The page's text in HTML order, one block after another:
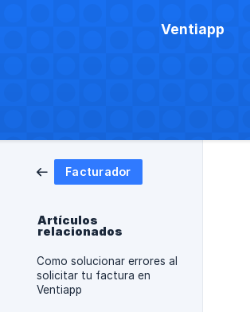
Ventiapp
Facturador
Artículos
relacionados
Como solucionar errores al
solicitar tu factura en
Ventiapp